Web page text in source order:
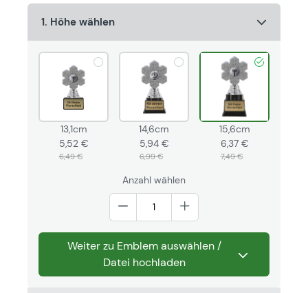
1. Höhe wählen
13,1cm
5,52 €
6,49 €
14,6cm
5,94 €
6,99 €
15,6cm
6,37 €
7,49 €
Anzahl wählen
Weiter zu Emblem auswählen /
Datei hochladen